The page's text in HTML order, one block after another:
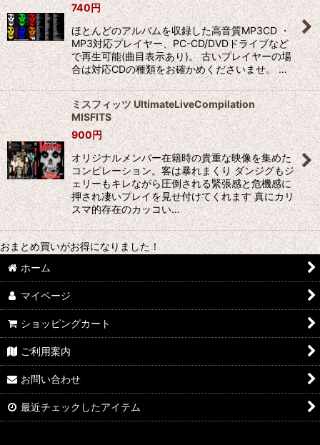
740円
ほとんどのアルバムを収録した高音質MP3CD ・
MP3対応プレイヤー、PC-CD/DVDドライブなど
で再生可能(曲目表示あり)。 古いプレイヤーの場
合は対応CDの種類をお確かめくださいませ。 …
ミスフィッツ UltimateLiveCompilation
MISFITS
900円
オリジナルメンバー在籍時の貴重な映像を集めた
コンピレーション。客は暴れまくり ダンジグもジ
ェリーもキレながら圧倒される緊張感と危機感に
押され凄いプレイを見せ付けてくれます 真にカリ
スマ的存在のカッコい…
おまとめ買いがお得になりました！
ホーム
マイページ
ショッピングカート
ご利用案内
お問い合わせ
最近チェックしたアイテム